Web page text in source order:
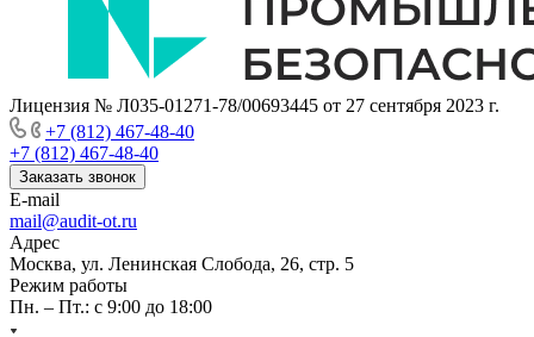
Лицензия № Л035-01271-78/00693445 от 27 сентября 2023 г.
+7 (812) 467-48-40
+7 (812) 467-48-40
Заказать звонок
E-mail
mail@audit-ot.ru
Адрес
Москва, ул. Ленинская Слобода, 26, стр. 5
Режим работы
Пн. – Пт.: с 9:00 до 18:00